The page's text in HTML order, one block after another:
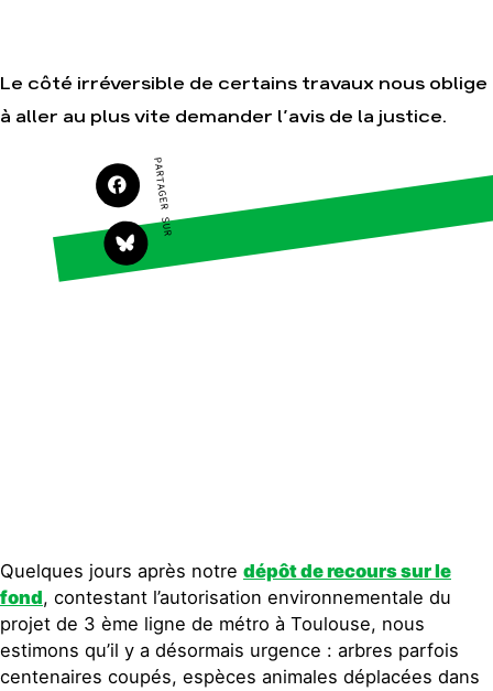
Je soutiens les Amis de la
Faire un don
S'engager sur le terrain
Agir au quotidien
Soutenir les campagnes
Climat – Énergie
Agriculture
Contact
Le côté irréversible de certains travaux nous oblige
à aller au plus vite demander l’avis de la justice.
PARTAGER SUR
Quelques jours après notre dépôt de recours sur le
fond, contestant l’autorisation environnementale du
projet de 3 ème ligne de métro à Toulouse, nous
estimons qu’il y a désormais urgence : arbres parfois
centenaires coupés, espèces animales déplacées dans